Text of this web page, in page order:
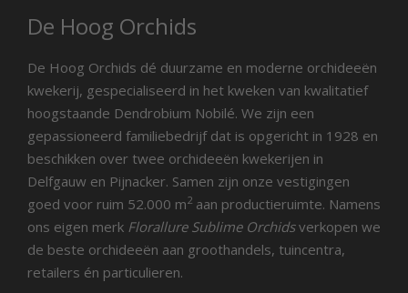
De Hoog Orchids
De Hoog Orchids dé duurzame en moderne orchideeën
kwekerij, gespecialiseerd in het kweken van kwalitatief
hoogstaande Dendrobium Nobilé. We zijn een
gepassioneerd familiebedrijf dat is opgericht in 1928 en
beschikken over twee orchideeën kwekerijen in
Delfgauw en Pijnacker. Samen zijn onze vestigingen
goed voor ruim 52.000 m2 aan productieruimte. Namens
ons eigen merk Florallure Sublime Orchidsverkopen we
de beste orchideeën aan groothandels, tuincentra,
retailers én particulieren.